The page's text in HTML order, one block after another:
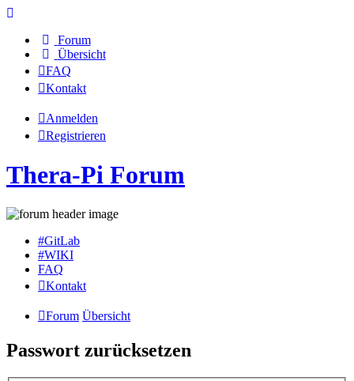
Forum
Übersicht
FAQ
Kontakt
Anmelden
Registrieren
Thera-Pi Forum
#GitLab
#WIKI
FAQ
Kontakt
Forum Übersicht
Passwort zurücksetzen